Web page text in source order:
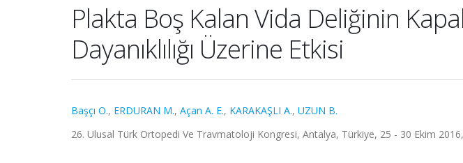
Plakta Boş Kalan Vida Deliğinin
Dayanıklılığı Üzerine Etkisi
Başçı O., ERDURAN M., Açan A. E., KARAKAŞLI A., UZUN B.
26. Ulusal Türk Ortopedi Ve Travmatoloji Kongresi, Antalya, Türkiye, 25 - 30 Ekim